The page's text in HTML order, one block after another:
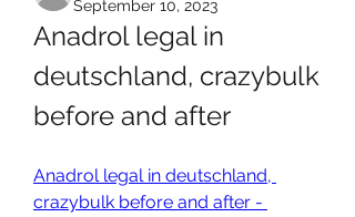
September 10, 2023
Anadrol legal in
deutschland, crazybulk
before and after
Anadrol legal in deutschland,
crazybulk before and after -